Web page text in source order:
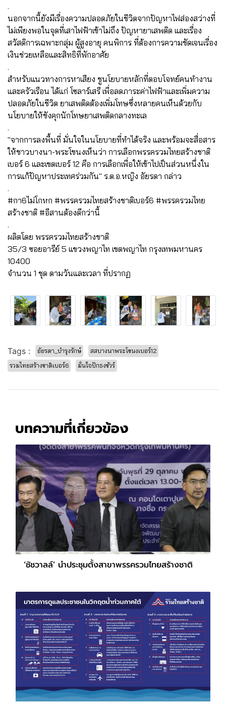
.
นอกจากนี้ยังมีเรื่องความปลอดภัยในชีวิตจากปัญหาไฟส่องสว่างที่
ไม่เพียงพอในจุดที่เสาไฟฟ้าเข้าไม่ถึง ปัญหายาเสพติด และเรื่อง
สวัสดิการเฉพาะกลุ่ม ผู้สูงอายุ คนพิการ ที่ต้องการความชัดเจนเรื่อง
เงินช่วยเหลือและสิทธิที่พักอาศัย
.
สำหรับแนวทางการหาเสียง ชูนโยบายหลักที่ตอบโจทย์คนทำงาน
และครัวเรือน ได้แก่ โซลาร์เสรี เพื่อลดภาระค่าไฟฟ้าและเพิ่มความ
ปลอดภัยในชีวิต ยาเสพติดต้องเพิ่มโทษซึ่งหลายคนเห็นด้วยกับ
นโยบายให้ขังคุกนักโทษยาเสพติดกลางทะเล
.
"จากการลงพื้นที่ มั่นใจในนโยบายที่ทำได้จริง และพร้อมจะสื่อสาร
ให้ชาวบางนา-พระโขนงเห็นว่า การเลือกพรรครวมไทยสร้างชาติ
เบอร์ 6 และเขตเบอร์ 12 คือ การเลือกเพื่อให้เข้าไปเป็นส่วนหนึ่งใน
การแก้ปัญหาประเทศร่วมกัน" ร.ต.อ.หญิง อัยรดา กล่าว
.
#กา6ไม่โกหก #พรรครวมไทยสร้างชาติเบอร์6 #พรรครวมไทย
สร้างชาติ #อีสานต้องดีกว่านี้
.
ผลิตโดย พรรครวมไทยสร้างชาติ
35/3 ซอยอารีย์ 5 แขวงพญาไท เขตพญาไท กรุงเทพมหานคร
10400
จำนวน 1 ชุด ตามวันและเวลา ที่ปรากฏ
Tags : อัยรดา_บำรุงรักษ์
สสบางนาพระโขนงเบอร์12
รวมไทยสร้างชาติเบอร์6
มั่นใจปักธงชัวร์
บทความที่เกี่ยวข้อง
‘ชัชวาลล์’ นำประชุมตั้งสาขาพรรครวมไทยสร้างชาติ